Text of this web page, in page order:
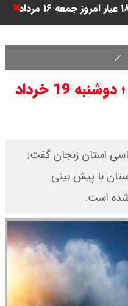
قیمت طلا ۱۸ عیار امروز جمعه ۱۶ مرداد
شد + جدول
نمی شود؟
اولیه احیا در فرابورس
پیش بینی هوای زنجان ؛ دوشنبه 19 خرداد
استان زنجان گفت:
با پیش بینی
شده است.